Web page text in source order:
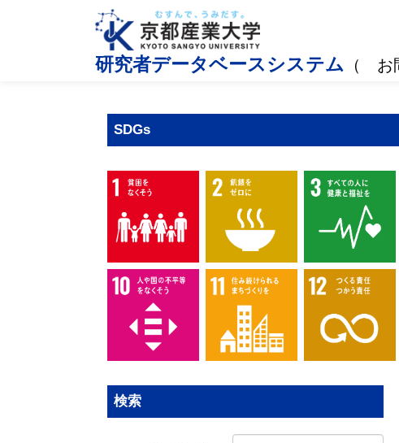
研究者データベースシステム （ お
SDGs
検索